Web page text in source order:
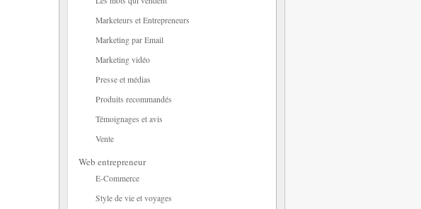
Marketeurs et Entrepreneurs
Marketing par Email
Marketing vidéo
Presse et médias
Produits recommandés
Témoignages et avis
Vente
Web entrepreneur
E-Commerce
Style de vie et voyages